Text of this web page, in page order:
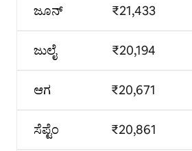
ಜೂನ್
ಜುಲೈ
ಆಗ
ಸೆಪ್ಟೆಂ
₹21,433
₹20,194
₹20,671
₹20,861